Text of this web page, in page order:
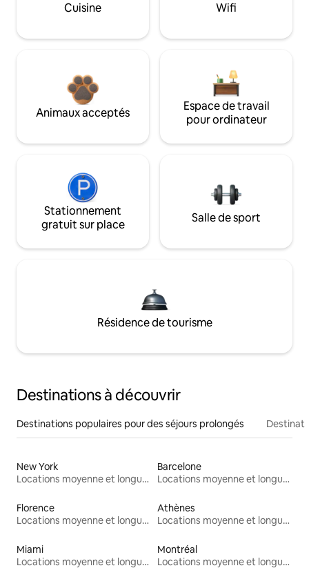
Cuisine Wifi
Animaux acceptés
Espace de travail
pour ordinateur
Stationnement
gratuit sur place
Salle de sport
Résidence de tourisme
Destinations à découvrir
Destinations populaires pour des séjours prolongés
New York
Locations moyenne et longue durée
Barcelone
Locations moyenne et longue durée
Florence
Locations moyenne et longue durée
Athènes
Locations moyenne et longue durée
Miami
Locations moyenne et longue durée
Montréal
Locations moyenne et longue durée